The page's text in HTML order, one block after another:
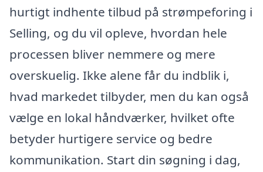
hurtigt indhente tilbud på strømpeforing i
Selling, og du vil opleve, hvordan hele
processen bliver nemmere og mere
overskuelig. Ikke alene får du indblik i,
hvad markedet tilbyder, men du kan også
vælge en lokal håndværker, hvilket ofte
betyder hurtigere service og bedre
kommunikation. Start din søgning i dag,